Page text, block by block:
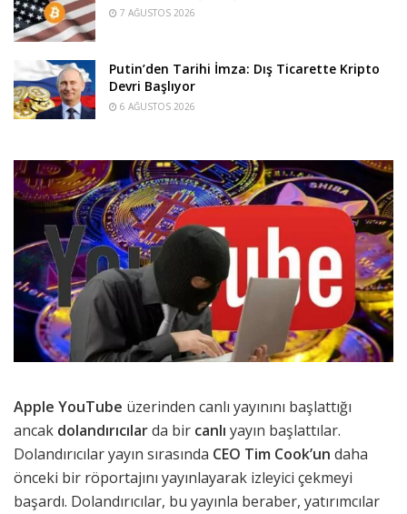
7 AĞUSTOS 2026
Putin’den Tarihi İmza: Dış Ticarette Kripto
Devri Başlıyor
6 AĞUSTOS 2026
Apple YouTube üzerinden canlı yayınını başlattığı
ancak dolandırıcılarda bir canlı yayın başlattılar.
Dolandırıcılar yayın sırasında CEO Tim Cook’un daha
önceki bir röportajını yayınlayarak izleyici çekmeyi
başardı. Dolandırıcılar, bu yayınla beraber, yatırımcılar